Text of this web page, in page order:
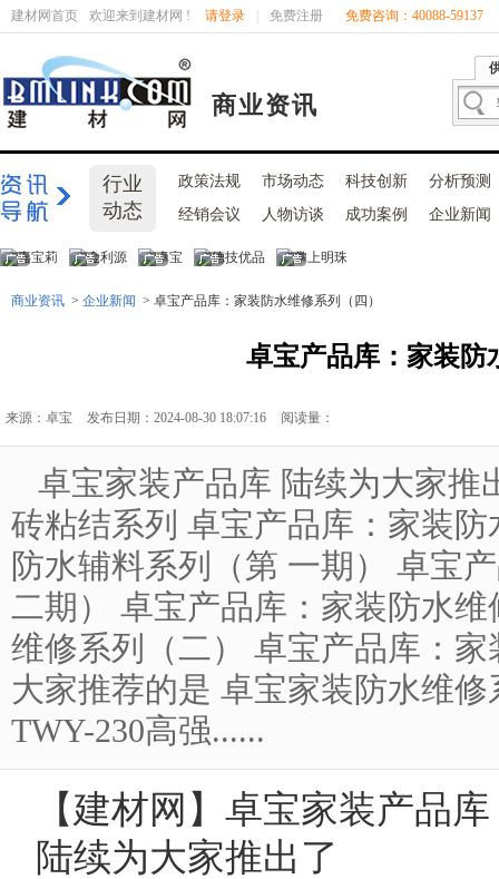
建材网首页 欢迎来到建材网 ! 请登录 免费注册 免费咨询：40088-59137
商业资讯
行业
动态
政策法规 市场动态 科技创新
分析预测
经销会议
人物访谈 成功案例 企业新闻
商业资讯 > 企业新闻 > 卓宝产品库：家装防水维修系列（四）
卓宝产品库：家装防
来源：卓宝 发布日期：2024-08-30 18:07:16 阅读量：
卓宝家装产品库 陆续为大家推
砖粘结系列 卓宝产品库：家装
防水辅料系列（第 一期） 卓宝
二期） 卓宝产品库：家装防水
维修系列（二） 卓宝产品库：
大家推荐的是 卓宝家装防水维
TWY-230高强......
【建材网 】卓宝家装产品库
陆续为大家推出了